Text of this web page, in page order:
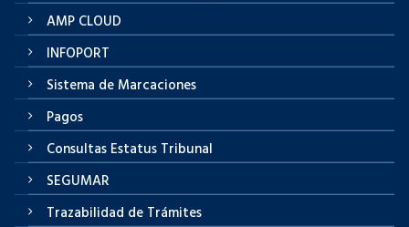
AMP CLOUD
INFOPORT
Sistema de Marcaciones
Pagos
Consultas Estatus Tribunal
SEGUMAR
Trazabilidad de Trámites